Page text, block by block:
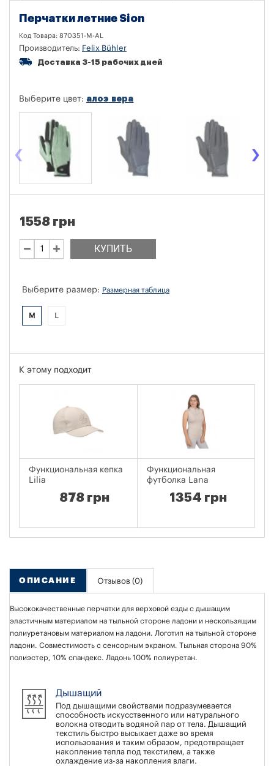
Перчатки летние Sion
Код Товара: 870351-M-AL
Производитель: Felix Bühler
Доставка 3-15 рабочих дней
Выберите цвет: алоэ вера
‹ ›
КУПИТЬ
1558 грн
Выберите размер: Размерная таблица
M L
К этому подходит
Функциональная кепка
Lilia
878 грн
Функциональная
футболка Lana
1354 грн
ОПИСАНИЕ Отзывов (0)
Высококачественные перчатки для верховой езды с дышащим
эластичным материалом на тыльной стороне ладони и нескользящим
полиуретановым материалом на ладони. Логотип на тыльной стороне
ладони. Совместимость с сенсорным экраном. Тыльная сторона 90%
полиэстер, 10% спандекс. Ладонь 100% полиуретан.
Дышащий
Под дышащими свойствами подразумевается
способность искусственного или натурального
волокна отводить водяной пар от тела. Дышащий
текстиль быстро высыхает даже во время
использования и таким образом, предотвращает
накопление тепла под текстилем, а также
охлаждение из-за накопления влаги.